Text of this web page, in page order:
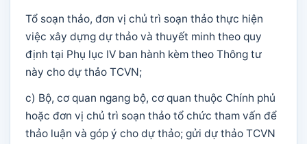
Tổ soạn thảo, đơn vị chủ trì soạn thảo thực hiện
việc xây dựng dự thảo và thuyết minh theo quy
định tại Phụ lục IV ban hành kèm theo Thông tư
này cho dự thảo TCVN;
c) Bộ, cơ quan ngang bộ, cơ quan thuộc Chính phủ
hoặc đơn vị chủ trì soạn thảo tổ chức tham vấn để
thảo luận và góp ý cho dự thảo; gửi dự thảo TCVN